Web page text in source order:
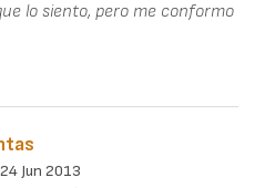
lo siento, pero me conformo
24 Jun 2013